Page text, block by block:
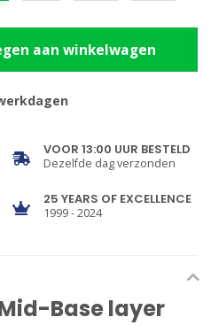
aan winkelwagen
VOOR 13:00 UUR BESTELD
Dezelfde dag verzonden
25 YEARS OF EXCELLENCE
1999 - 2024
Base layer